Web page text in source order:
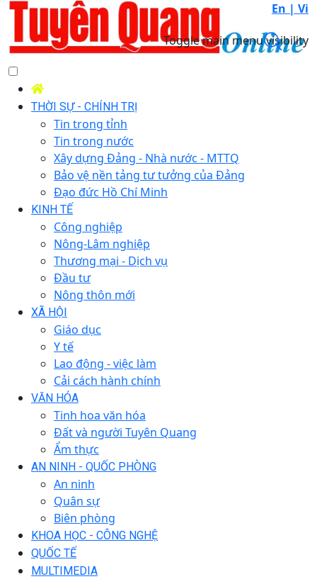
En | Vi
Toggle main menu visibility
THỜI SỰ - CHÍNH TRỊ
Tin trong tỉnh
Tin trong nước
Xây dựng Đảng - Nhà nước - MTTQ
Bảo vệ nền tảng tư tưởng của Đảng
Đạo đức Hồ Chí Minh
KINH TẾ
Công nghiệp
Nông-Lâm nghiệp
Thương mại - Dịch vụ
Đầu tư
Nông thôn mới
XÃ HỘI
Giáo dục
Y tế
Lao động - việc làm
Cải cách hành chính
VĂN HÓA
Tinh hoa văn hóa
Đất và người Tuyên Quang
Ẩm thực
AN NINH - QUỐC PHÒNG
An ninh
Quân sự
Biên phòng
KHOA HỌC - CÔNG NGHỆ
QUỐC TẾ
MULTIMEDIA